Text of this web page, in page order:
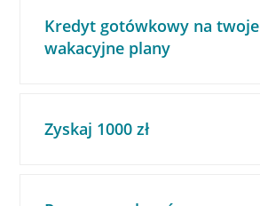
Kredyt gotówkowy na twoje
wakacyjne plany
Zyskaj 1000 zł